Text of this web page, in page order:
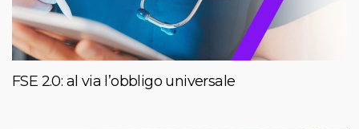
FSE 2.0: al via l’obbligo universale